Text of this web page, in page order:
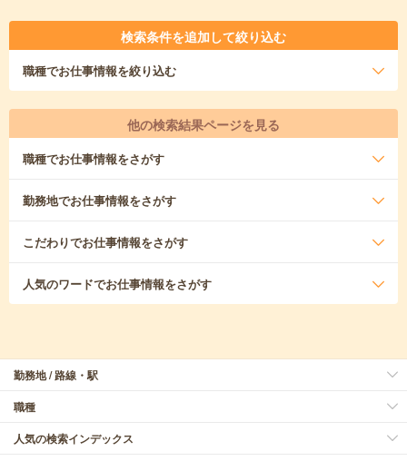
検索条件を追加して絞り込む
職種でお仕事情報を絞り込む
他の検索結果ページを見る
職種でお仕事情報をさがす
勤務地でお仕事情報をさがす
こだわりでお仕事情報をさがす
人気のワードでお仕事情報をさがす
勤務地 / 路線・駅
職種
人気の検索インデックス